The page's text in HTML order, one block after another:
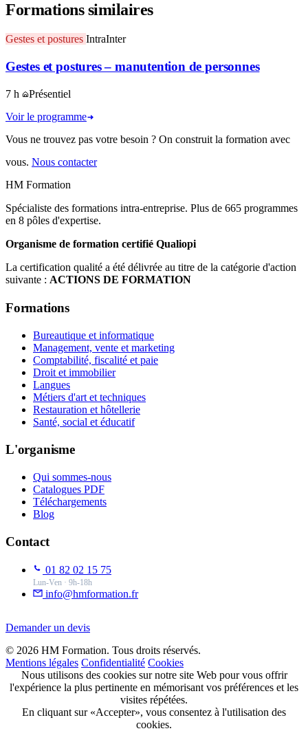
Formations similaires
Gestes et postures IntraInter
Gestes et postures – manutention de personnes
7 h
Présentiel
Voir le programme
Vous ne trouvez pas votre besoin ? On construit la formation avec
vous. Nous contacter
HM Formation
Spécialiste des formations intra-entreprise. Plus de 665 programmes
en 8 pôles d'expertise.
Organisme de formation certifié Qualiopi
La certification qualité a été délivrée au titre de la catégorie d'action
suivante : ACTIONS DE FORMATION
Formations
Bureautique et informatique
Management, vente et marketing
Comptabilité, fiscalité et paie
Droit et immobilier
Langues
Métiers d'art et techniques
Restauration et hôtellerie
Santé, social et éducatif
L'organisme
Qui sommes-nous
Catalogues PDF
Téléchargements
Blog
Contact
01 82 02 15 75
Lun-Ven · 9h-18h
info@hmformation.fr
Demander un devis
© 2026 HM Formation. Tous droits réservés.
Mentions légales Confidentialité Cookies
Nous utilisons des cookies sur notre site Web pour vous offrir
l'expérience la plus pertinente en mémorisant vos préférences et les
visites répétées.
En cliquant sur «Accepter», vous consentez à l'utilisation des
cookies.